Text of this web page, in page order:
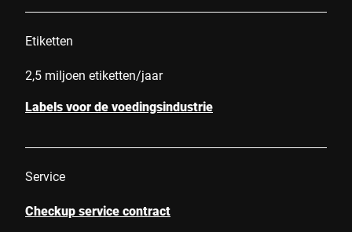
Etiketten
2,5 miljoen etiketten/jaar
Labels voor de voedingsindustrie
Service
Checkup service contract